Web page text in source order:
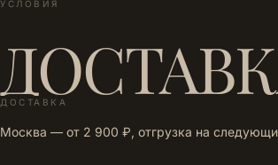
УСЛОВИЯ
ДОСТАВКА
Москва — от 2 900 ₽, отгрузка на